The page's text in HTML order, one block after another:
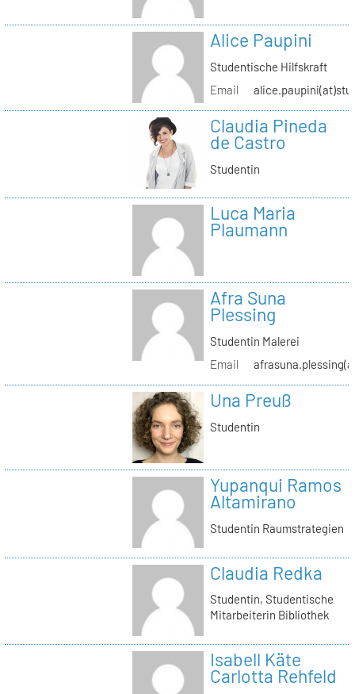
Alice Paupini
Studentische Hilfskraft
Email
Claudia Pineda
de Castro
Studentin
Luca Maria
Plaumann
Afra Suna
Plessing
Studentin Malerei
Email
Una Preuß
Studentin
Yupanqui Ramos
Altamirano
Studentin Raumstrategien
Claudia Redka
Studentin, Studentische
Mitarbeiterin Bibliothek
Isabell Käte
Carlotta Rehfeld